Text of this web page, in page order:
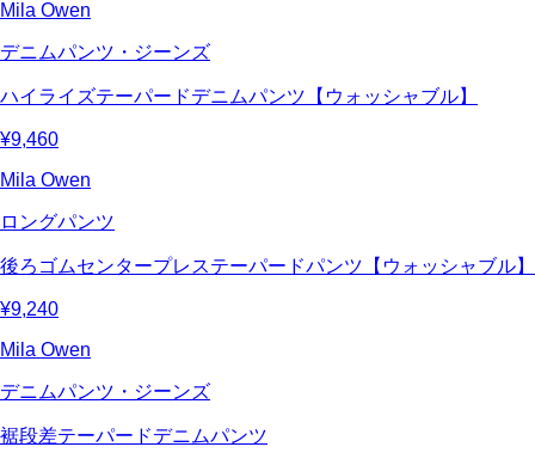
Mila Owen
デニムパンツ・ジーンズ
ハイライズテーパードデニムパンツ【ウォッシャブル】
¥9,460
Mila Owen
ロングパンツ
後ろゴムセンタープレステーパードパンツ【ウォッシャブル】
¥9,240
Mila Owen
デニムパンツ・ジーンズ
裾段差テーパードデニムパンツ